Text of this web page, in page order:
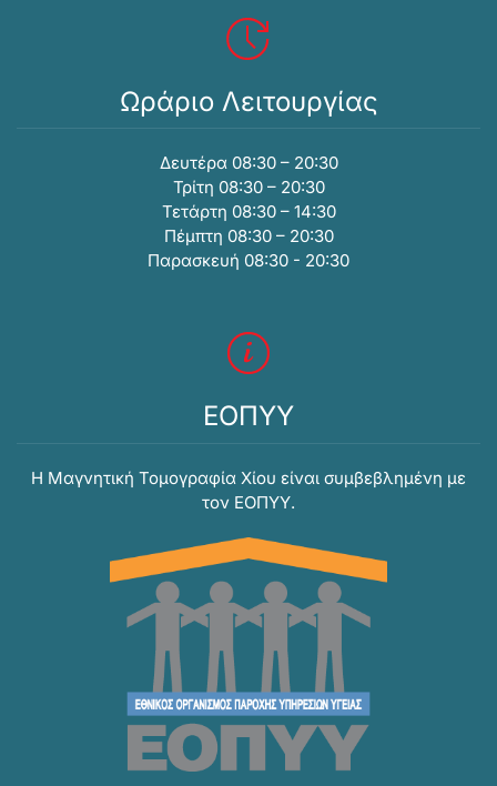
Ωράριο Λειτουργίας
Δευτέρα 08:30 – 20:30
Τρίτη 08:30 – 20:30
Τετάρτη 08:30 – 14:30
Πέμπτη 08:30 – 20:30
Παρασκευή 08:30 - 20:30
ΕΟΠΥΥ
Η Μαγνητική Τομογραφία Χίου είναι συμβεβλημένη με
τον ΕΟΠΥΥ.